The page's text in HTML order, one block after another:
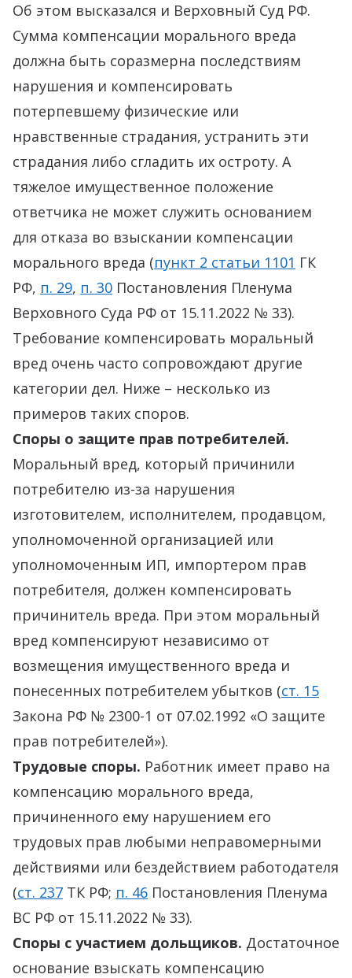
Об этом высказался и Верховный Суд РФ.
Сумма компенсации морального вреда
должна быть соразмерна последствиям
нарушения и компенсировать
потерпевшему физические или
нравственные страдания, устранить эти
страдания либо сгладить их остроту. А
тяжелое имущественное положение
ответчика не может служить основанием
для отказа во взыскании компенсации
морального вреда (пункт 2 статьи 1101 ГК
РФ, п. 29, п. 30 Постановления Пленума
Верховного Суда РФ от 15.11.2022 № 33).
Требование компенсировать моральный
вред очень часто сопровождают другие
категории дел. Ниже – несколько из
примеров таких споров.
Споры о защите прав потребителей.
Моральный вред, который причинили
потребителю из-за нарушения
изготовителем, исполнителем, продавцом,
уполномоченной организацией или
уполномоченным ИП, импортером прав
потребителя, должен компенсировать
причинитель вреда. При этом моральный
вред компенсируют независимо от
возмещения имущественного вреда и
понесенных потребителем убытков (ст. 15
Закона РФ № 2300-1 от 07.02.1992 «О защите
прав потребителей»).
Трудовые споры. Работник имеет право на
компенсацию морального вреда,
причиненного ему нарушением его
трудовых прав любыми неправомерными
действиями или бездействием работодателя
(ст. 237 ТК РФ; п. 46 Постановления Пленума
ВС РФ от 15.11.2022 № 33).
Споры с участием дольщиков. Достаточное
основание взыскать компенсацию